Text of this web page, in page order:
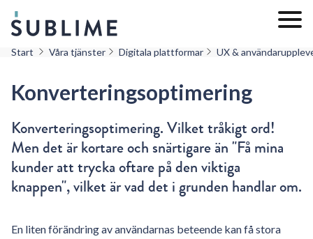
Start Våra tjänster Digitala plattformar UX &
Konverteringsoptimering
Konverteringsoptimering. Vilket tråkigt ord!
Men det är kortare och snärtigare än "Få mina
kunder att trycka oftare på den viktiga
knappen", vilket är vad det i grunden handlar om.
En liten förändring av användarnas beteende kan få stora